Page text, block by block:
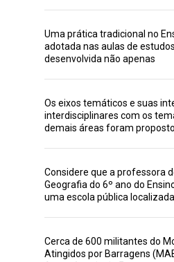
Uma prática tradicional no
adotada nas aulas de
desenvolvida não apenas
Os eixos temáticos e suas
interdisciplinares com os
demais áreas foram
Considere que a professora
Geografia do 6º ano do
uma escola pública localizada
Cerca de 600 militantes do
Atingidos por Barragens